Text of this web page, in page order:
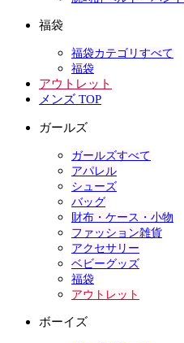
福袋
福袋カテゴリすべて
福袋
アウトレット
メンズ TOP
ガールズ
ガールズすべて
アパレル
シューズ
バッグ
財布・ケース・小物
ファッション雑貨
アクセサリー
ベビーグッズ
福袋
アウトレット
ボーイズ